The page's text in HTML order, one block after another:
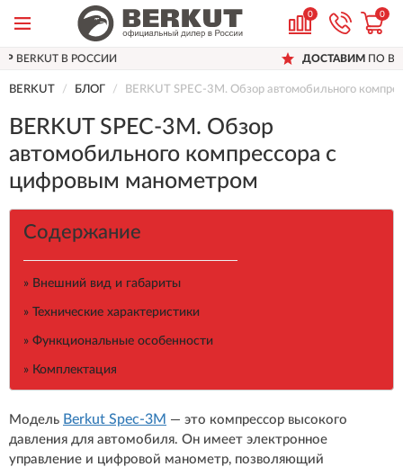
0 0
ПО ВСЕЙ РОССИИ
BERKUT БЛОГ BERKUT SPEC-3M. Обзор автомобильного
BERKUT SPEC-3M. Обзор
автомобильного компрессора с
цифровым манометром
Содержание
» Внешний вид и габариты
» Технические характеристики
» Функциональные особенности
» Комплектация
Модель Berkut Spec-3M — это компрессор высокого
давления для автомобиля. Он имеет электронное
управление и цифровой манометр, позволяющий